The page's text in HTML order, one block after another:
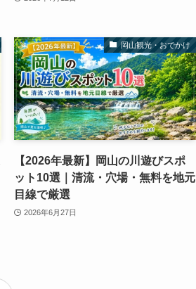
岡山観光・おでかけ
【2026年最新】岡山の川遊びスポ
ット10選｜清流・穴場・無料を地元
目線で厳選
2026年6月27日